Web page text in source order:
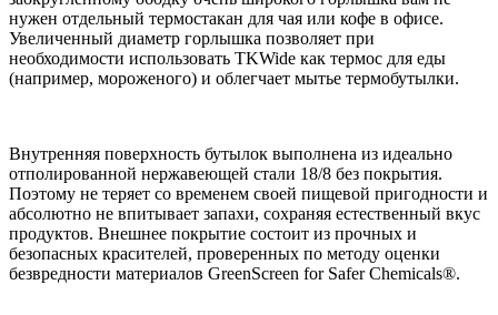
нужен отдельный термостакан для чая или кофе в офисе.
Увеличенный диаметр горлышка позволяет при
необходимости использовать TKWide как термос для еды
(например, мороженого) и облегчает мытье термобутылки.
Внутренняя поверхность бутылок выполнена из идеально
отполированной нержавеющей стали 18/8 без покрытия.
Поэтому не теряет со временем своей пищевой пригодности и
абсолютно не впитывает запахи, сохраняя естественный вкус
продуктов. Внешнее покрытие состоит из прочных и
безопасных красителей, проверенных по методу оценки
безвредности материалов GreenScreen for Safer Chemicals®.